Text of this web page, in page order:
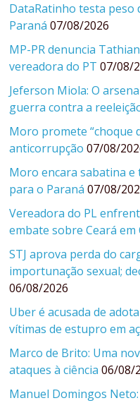
DataRatinho testa peso
Paraná 07/08/2026
MP-PR denuncia
vereadora do PT 07/08/
Jeferson Miola: O
guerra contra a
Moro promete “choque
anticorrupção 07/08/
Moro encara sabatina
para o Paraná 07/08/
Vereadora do PL
embate sobre Ceará em
STJ aprova perda do
importunação sexual;
06/08/2026
Uber é acusada de
vítimas de estupro em
Marco de Brito: Uma
ataques à ciência 06/08/
Manuel Domingos